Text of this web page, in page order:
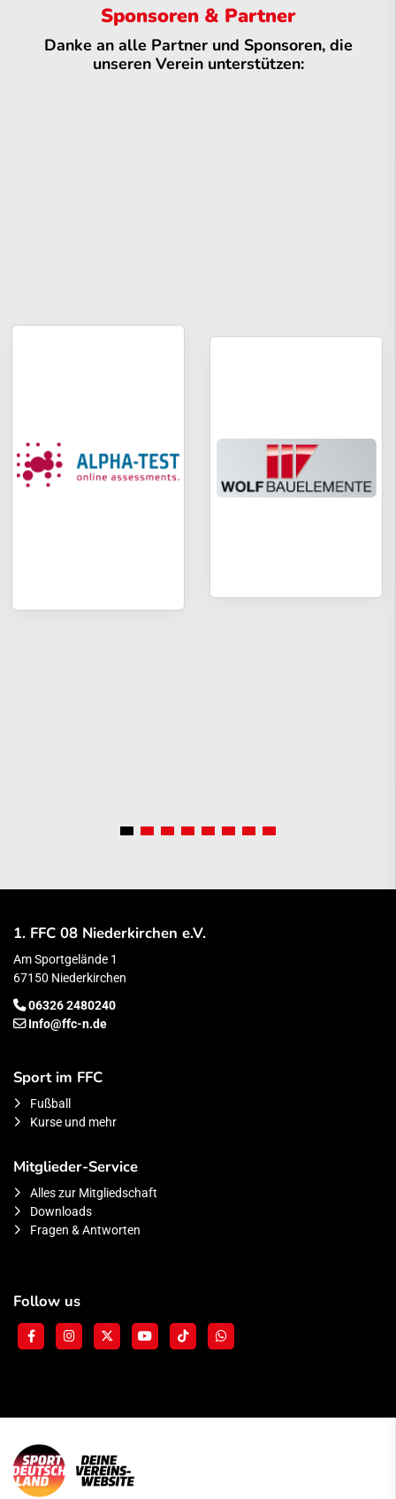
Sponsoren & Partner
Danke an alle Partner und Sponsoren, die
unseren Verein unterstützen:
1. FFC 08 Niederkirchen e.V.
Am Sportgelände 1
67150 Niederkirchen
06326 2480240
Info@ffc-n.de
Sport im FFC
Fußball
Kurse und mehr
Mitglieder-Service
Alles zur Mitgliedschaft
Downloads
Fragen & Antworten
Follow us